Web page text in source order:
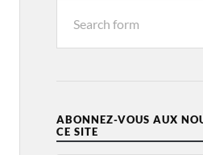
ABONNEZ-VOUS AUX
CE SITE